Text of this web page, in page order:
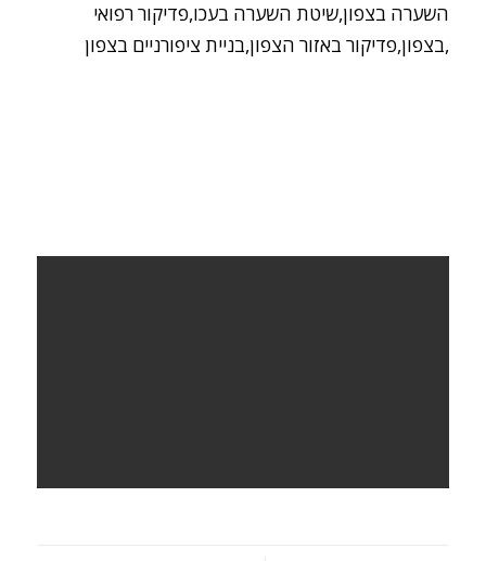
השערה בצפון,שיטת השערה בעכו,פדיקור רפואי
בצפון,פדיקור באזור הצפון,בניית ציפורניים בצפון,